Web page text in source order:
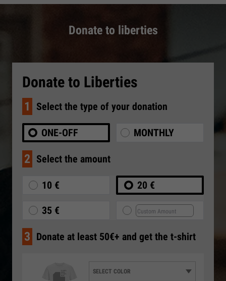
Donate to liberties
Donate to Liberties
1 Select the type of your donation
ONE-OFF MONTHLY
2 Select the amount
10 € 20 €
35 €
3 Donate at least 50€+ and get the t-shirt